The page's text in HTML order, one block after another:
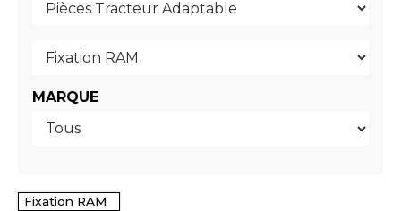
MARQUE
Fixation RAM